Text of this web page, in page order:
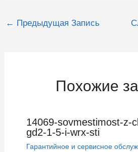
Навигация
← Предыдущая Запись
Похожие
14069-sovmestimost-z-
gd2-1-5-i-wrx-sti
Гарантийное и сервисное